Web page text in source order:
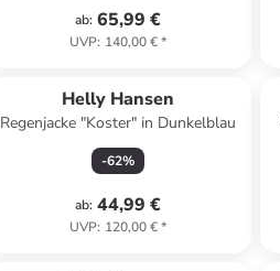
ab: 65,99 €
UVP: 140,00 €*
Helly Hansen
Regenjacke "Koster" in Dunkelblau
-62%
ab: 44,99 €
UVP: 120,00 €*